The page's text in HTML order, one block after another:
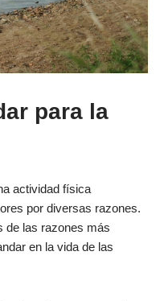
para la
actividad física
por diversas razones.
de las razones más
en la vida de las